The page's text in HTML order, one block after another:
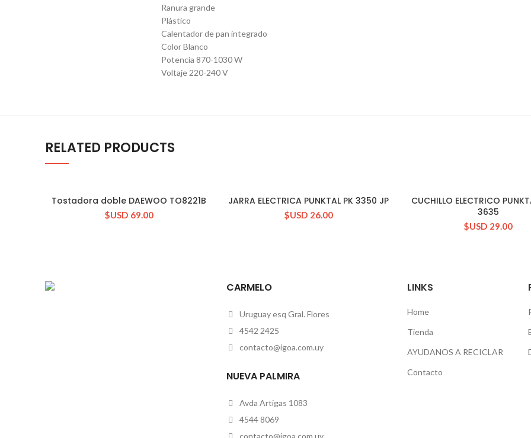
Ranura grande
Plástico
Calentador de pan integrado
Color Blanco
Potencia 870-1030 W
Voltaje 220-240 V
RELATED PRODUCTS
CONSULTAR STOCK
Tostadora doble DAEWOO TO8221B
$USD 69.00
CONSULTAR STOCK
JARRA ELECTRICA PUNKTAL PK 3350 JP
$USD 26.00
CONSULTAR STOCK
CUCHILLO ELECTRICO
3635
$USD 29.00
CARMELO
Uruguay esq Gral. Flores
4542 2425
contacto@igoa.com.uy
NUEVA PALMIRA
Avda Artigas 1083
4544 8069
contacto@igoa.com.uy
LINKS
Home
Tienda
AYUDANOS A RECICLAR
Contacto